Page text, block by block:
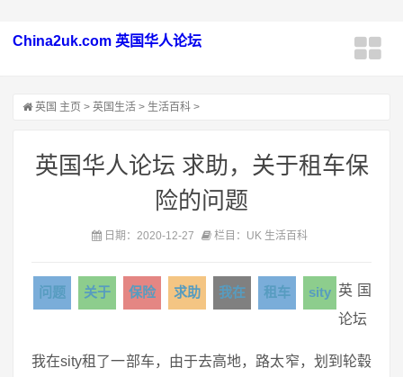
China2uk.com 英国华人论坛
英国 主页 > 英国生活 > 生活百科 >
英国华人论坛 求助，关于租车保
险的问题
日期：2020-12-27 栏目：UK 生活百科
问题 关于 保险 求助 我在 租车 sity 英国
论坛
我在sity租了一部车，由于去高地，路太窄，划到轮毂